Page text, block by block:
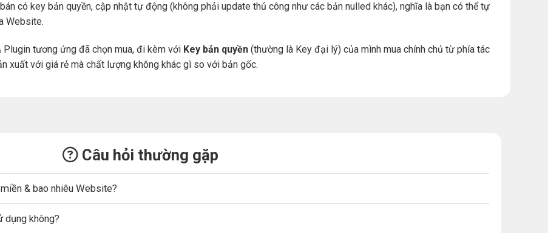
có key bản quyền, cập nhật tự động (không phải update thủ công như các bản nulled khác), nghĩa là bạn có thể tự
Website.
tương ứng đã chọn mua, đi kèm với Key bản quyền (thường là Key đại lý) của mình mua chính chủ từ phía tác
xuất với giá rẻ mà chất lượng không khác gì so với bản gốc.
Câu hỏi thường gặp
& bao nhiêu Website?
dụng không?